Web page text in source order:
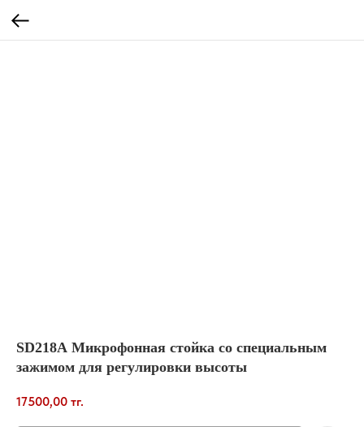
SD218А Микрофонная стойка со специальным
зажимом для регулировки высоты
17500,00 тг.